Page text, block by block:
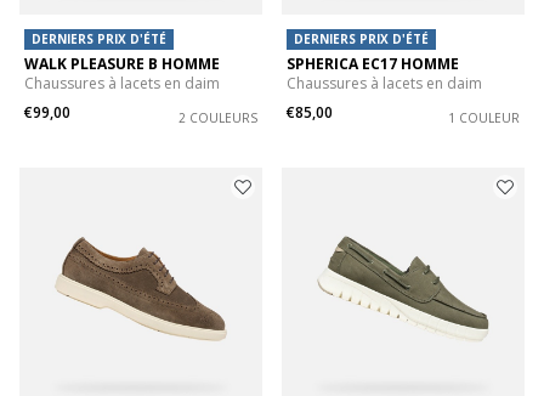
DERNIERS PRIX D'ÉTÉ
WALK PLEASURE B HOMME
Chaussures à lacets en daim
€99,00
2 COULEURS
DERNIERS PRIX D'ÉTÉ
SPHERICA EC17 HOMME
Chaussures à lacets en daim
€85,00
1 COULEUR